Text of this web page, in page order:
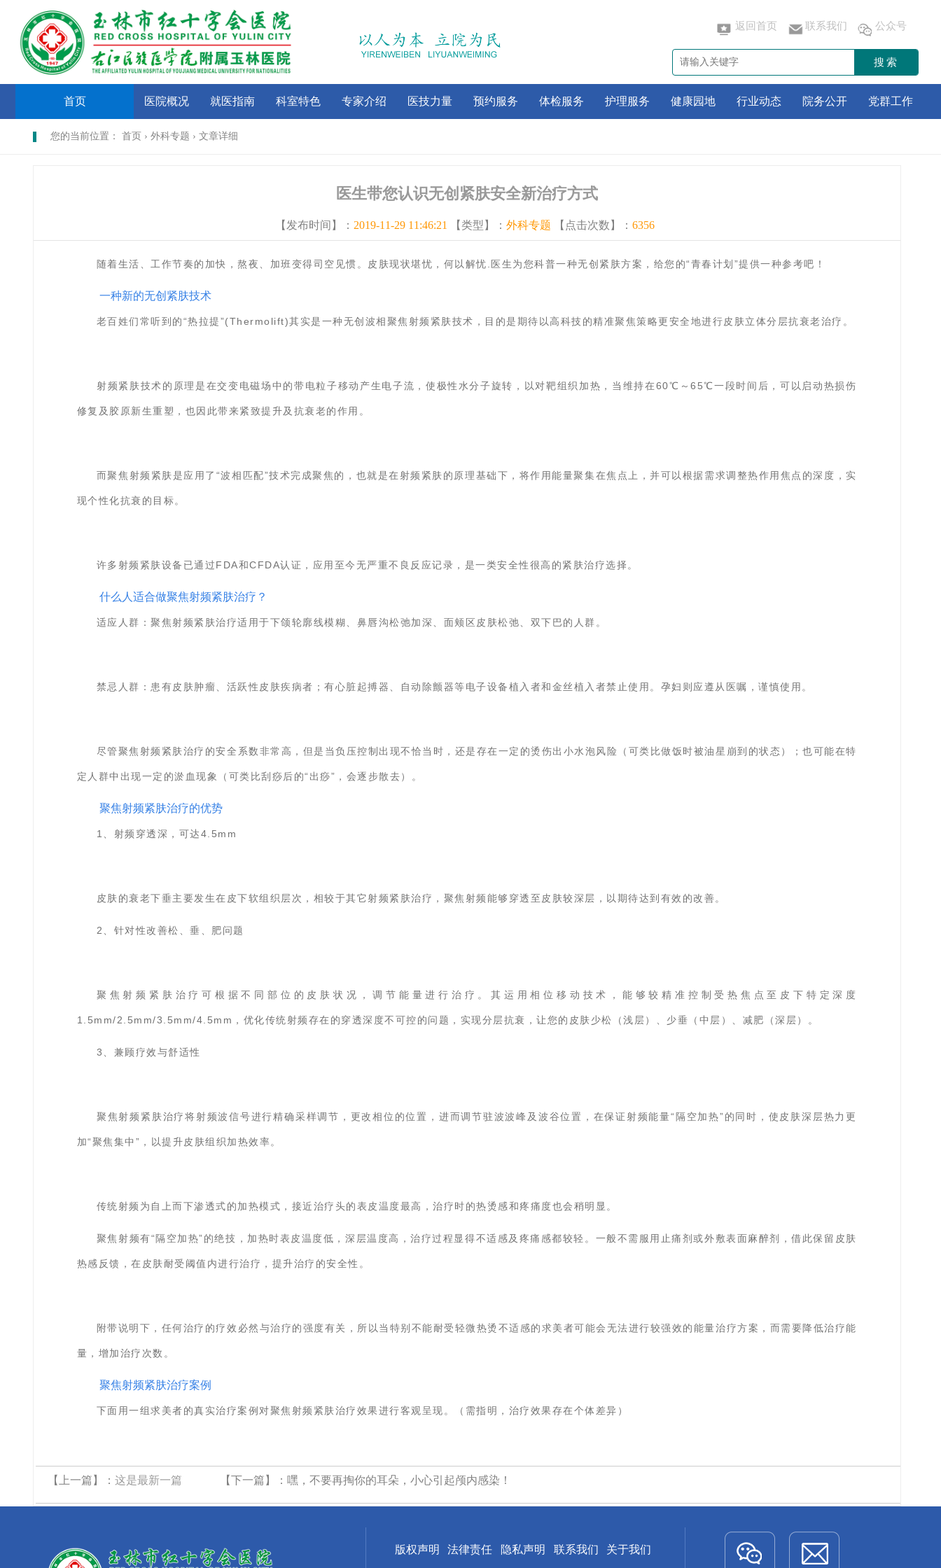
返回首页 联系我们 公众号
搜索
首页 医院概况 就医指南 科室特色 专家介绍 医技力量 预约服务 体检服务 护理服务 健康园地 行业动态 院务公开 党群工作
您的当前位置： 首页 › 外科专题 › 文章详细
医生带您认识无创紧肤安全新治疗方式
【发布时间】： 2019-11-29 11:46:21 【类型】：外科专题 【点击次数】：6356
随着生活、工作节奏的加快，熬夜、加班变得司空见惯。皮肤现状堪忧，何以解忧.医生为您科普一种无创紧肤方案，给您的“青春计划”提供一种参考吧！
一种新的无创紧肤技术
老百姓们常听到的“热拉提”(Thermolift)其实是一种无创波相聚焦射频紧肤技术，目的是期待以高科技的精准聚焦策略更安全地进行皮肤立体分层抗衰老治疗。
射频紧肤技术的原理是在交变电磁场中的带电粒子移动产生电子流，使极性水分子旋转，以对靶组织加热，当维持在60℃～65℃一段时间后，可以启动热损伤
修复及胶原新生重塑，也因此带来紧致提升及抗衰老的作用。
而聚焦射频紧肤是应用了“波相匹配”技术完成聚焦的，也就是在射频紧肤的原理基础下，将作用能量聚集在焦点上，并可以根据需求调整热作用焦点的深度，实
现个性化抗衰的目标。
许多射频紧肤设备已通过FDA和CFDA认证，应用至今无严重不良反应记录，是一类安全性很高的紧肤治疗选择。
什么人适合做聚焦射频紧肤治疗？
适应人群：聚焦射频紧肤治疗适用于下颌轮廓线模糊、鼻唇沟松弛加深、面颊区皮肤松弛、双下巴的人群。
禁忌人群： 患有皮肤肿瘤、活跃性皮肤疾病者；有心脏起搏器、自动除颤器等电子设备植入者和金丝植入者禁止使用。孕妇则应遵从医嘱，谨慎使用。
尽管聚焦射频紧肤治疗的安全系数非常高，但是当负压控制出现不恰当时，还是存在一定的烫伤出小水泡风险（可类比做饭时被油星崩到的状态）；也可能在特
定人群中出现一定的淤血现象（可类比刮痧后的“出痧”，会逐步散去）。
聚焦射频紧肤治疗的优势
1、射频穿透深，可达4.5mm
皮肤的衰老下垂主要发生在皮下软组织层次，相较于其它射频紧肤治疗，聚焦射频能够穿透至皮肤较深层，以期待达到有效的改善。
2、针对性改善松、垂、肥问题
聚焦射频紧肤治疗可根据不同部位的皮肤状况，调节能量进行治疗。其运用相位移动技术，能够较精准控制受热焦点至皮下特定深度
1.5mm/2.5mm/3.5mm/4.5mm，优化传统射频存在的穿透深度不可控的问题，实现分层抗衰，让您的皮肤少松（浅层）、少垂（中层）、减肥（深层）。
3、兼顾疗效与舒适性
聚焦射频紧肤治疗将射频波信号进行精确采样调节，更改相位的位置，进而调节驻波波峰及波谷位置，在保证射频能量“隔空加热”的同时，使皮肤深层热力更
加“聚焦集中”，以提升皮肤组织加热效率。
传统射频为自上而下渗透式的加热模式，接近治疗头的表皮温度最高，治疗时的热烫感和疼痛度也会稍明显。
聚焦射频有“隔空加热”的绝技，加热时表皮温度低，深层温度高，治疗过程显得不适感及疼痛感都较轻。一般不需服用止痛剂或外敷表面麻醉剂，借此保留皮肤
热感反馈，在皮肤耐受阈值内进行治疗，提升治疗的安全性。
附带说明下，任何治疗的疗效必然与治疗的强度有关，所以当特别不能耐受轻微热烫不适感的求美者可能会无法进行较强效的能量治疗方案，而需要降低治疗能
量，增加治疗次数。
聚焦射频紧肤治疗案例
下面用一组求美者的真实治疗案例对聚焦射频紧肤治疗效果进行客观呈现。（需指明，治疗效果存在个体差异）
【上一篇】： 这是最新一篇 【下一篇】： 嘿，不要再掏你的耳朵，小心引起颅内感染！
版权声明 法律责任 隐私声明 联系我们 关于我们